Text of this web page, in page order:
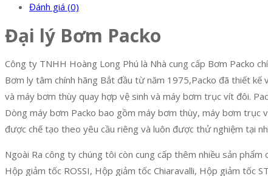
Đánh giá (0)
Đại lý Bơm Packo
Công ty TNHH Hoàng Long Phú là Nhà cung cấp Bơm Packo
Bơm ly tâm chính hãng Bắt đầu từ năm 1975,Packo đã thiết kế
và máy bơm thùy quay hợp vệ sinh và máy bơm trục vít đôi.
Dòng máy bơm Packo bao gồm máy bơm thùy, máy bơm trục
được chế tạo theo yêu cầu riêng và luôn được thử nghiệm tại
Ngoài Ra công ty chúng tôi còn cung cấp thêm nhiều sản phẩm
Hộp giảm tốc ROSSI, Hộp giảm tốc Chiaravalli, Hộp giảm tốc